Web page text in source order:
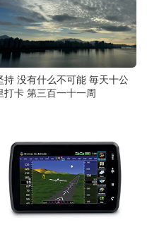
持 没有什么不可能 毎天十公
打卡 第三百一十一周